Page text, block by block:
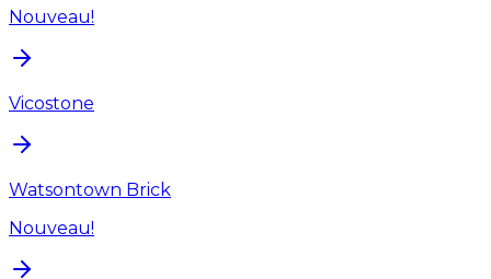
Nouveau!
Vicostone
Watsontown Brick
Nouveau!